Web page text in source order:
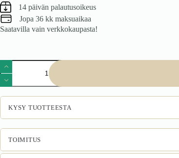
14 päivän palautusoikeus
Jopa 36 kk maksuaikaa
Saatavilla vain verkkokaupasta!
VENTO
GN-
60/72
karkass,
ülemine
nurkakapp
tamm
määrä
KYSY TUOTTEESTA
TOIMITUS